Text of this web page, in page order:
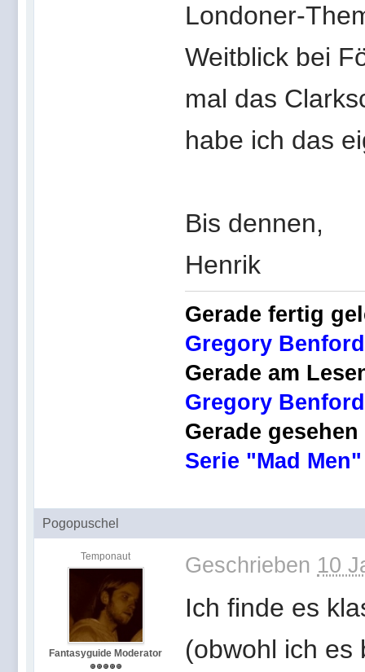
Londoner-
Weitblick bei
mal das
habe ich das
Bis dennen,
Henrik
Gerade fertig
Gregory
Gerade am
Gregory
Gerade gesehen
Serie "Mad Men"
Pogopuschel
Temponaut
Fantasyguide Moderator
Geschrieben 10
Ich finde es
(obwohl ich es